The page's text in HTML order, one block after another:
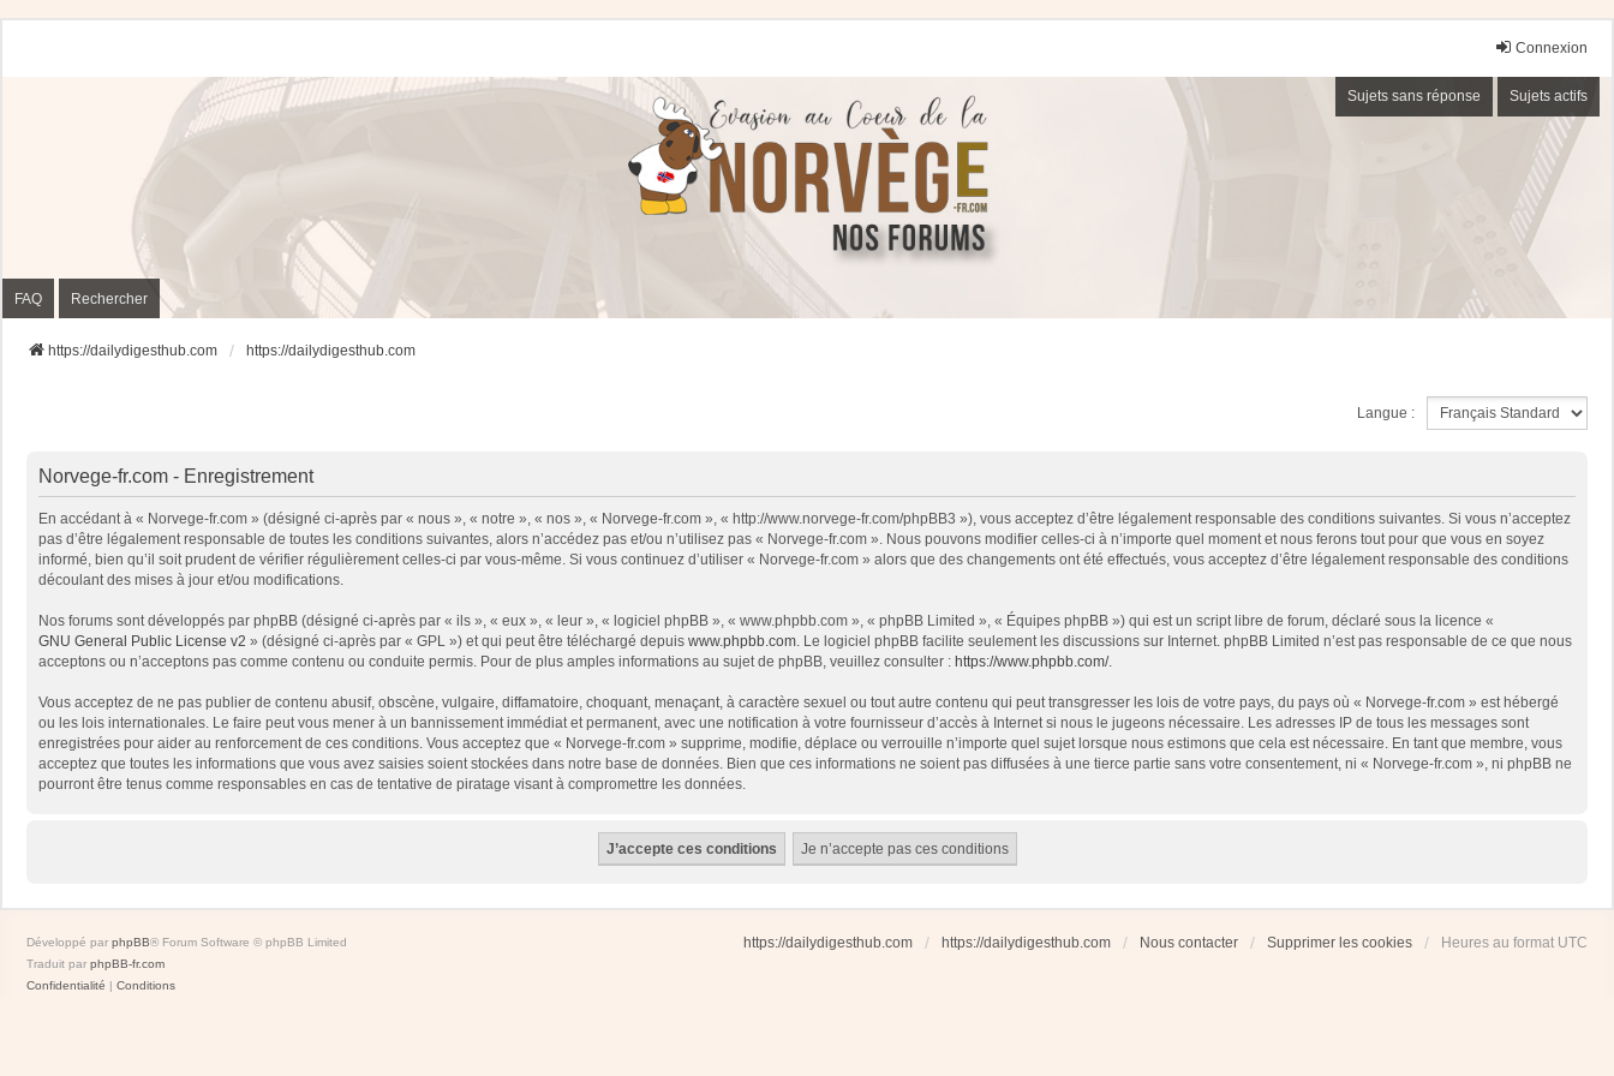
Connexion
Sujets sans réponse Sujets actifs
FAQ Rechercher
https://dailydigesthub.com https://dailydigesthub.com
Langue :
Norvege-fr.com - Enregistrement
En accédant à « Norvege-fr.com » (désigné ci-après par « nous », « notre », « nos », « Norvege-fr.com », « http://www.norvege-fr.com/phpBB3 »), vous acceptez d’être légalement responsable des conditions suivantes. Si vous n’acceptez
pas d’être légalement responsable de toutes les conditions suivantes, alors n’accédez pas et/ou n’utilisez pas « Norvege-fr.com ». Nous pouvons modifier celles-ci à n’importe quel moment et nous ferons tout pour que vous en soyez
informé, bien qu’il soit prudent de vérifier régulièrement celles-ci par vous-même. Si vous continuez d’utiliser « Norvege-fr.com » alors que des changements ont été effectués, vous acceptez d’être légalement responsable des conditions
découlant des mises à jour et/ou modifications.
Nos forums sont développés par phpBB (désigné ci-après par « ils », « eux », « leur », « logiciel phpBB », « www.phpbb.com », « phpBB Limited », « Équipes phpBB ») qui est un script libre de forum, déclaré sous la licence «
GNU General Public License v2 » (désigné ci-après par « GPL ») et qui peut être téléchargé depuis www.phpbb.com. Le logiciel phpBB facilite seulement les discussions sur Internet. phpBB Limited n’est pas responsable de ce que nous
acceptons ou n’acceptons pas comme contenu ou conduite permis. Pour de plus amples informations au sujet de phpBB, veuillez consulter : https://www.phpbb.com/.
Vous acceptez de ne pas publier de contenu abusif, obscène, vulgaire, diffamatoire, choquant, menaçant, à caractère sexuel ou tout autre contenu qui peut transgresser les lois de votre pays, du pays où « Norvege-fr.com » est hébergé
ou les lois internationales. Le faire peut vous mener à un bannissement immédiat et permanent, avec une notification à votre fournisseur d’accès à Internet si nous le jugeons nécessaire. Les adresses IP de tous les messages sont
enregistrées pour aider au renforcement de ces conditions. Vous acceptez que « Norvege-fr.com » supprime, modifie, déplace ou verrouille n’importe quel sujet lorsque nous estimons que cela est nécessaire. En tant que membre, vous
acceptez que toutes les informations que vous avez saisies soient stockées dans notre base de données. Bien que ces informations ne soient pas diffusées à une tierce partie sans votre consentement, ni « Norvege-fr.com », ni phpBB ne
pourront être tenus comme responsables en cas de tentative de piratage visant à compromettre les données.
https://dailydigesthub.com https://dailydigesthub.com Nous contacter Supprimer les cookies Heures au format UTC
Développé par phpBB® Forum Software © phpBB Limited
Traduit par phpBB-fr.com
Confidentialité | Conditions